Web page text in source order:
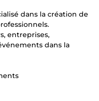
dans la création de
entreprises,
dans la